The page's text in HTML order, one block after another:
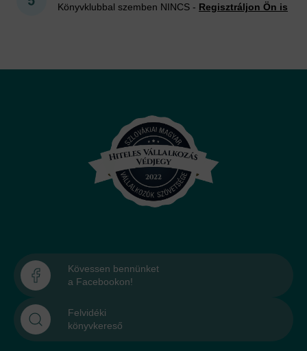
Könyvklubbal szemben NINCS - Regisztráljon Ön is
Kövessen bennünket
a Facebookon!
Felvidéki
könyvkereső